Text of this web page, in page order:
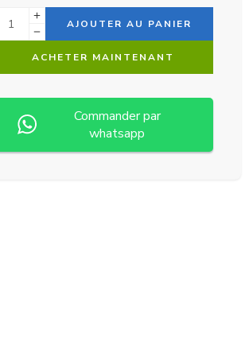
AJOUTER AU PANIER
ACHETER MAINTENANT
Alternative:
Commander par
whatsapp